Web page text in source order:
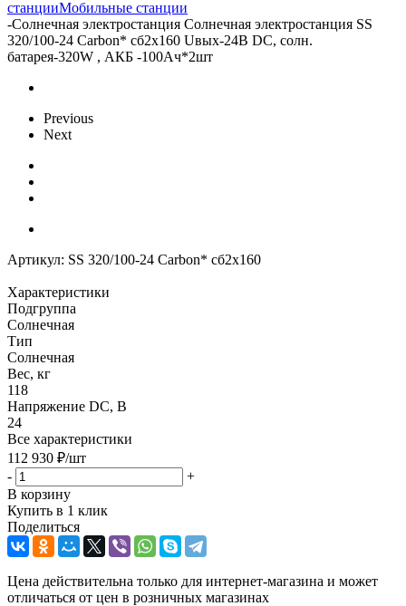
станцииМобильные станции
-Солнечная электростанция Солнечная электростанция SS
320/100-24 Carbon* сб2x160 Uвых-24В DC, солн.
батарея-320W , АКБ -100Aч*2шт
Previous
Next
Артикул: SS 320/100-24 Carbon* сб2x160
Характеристики
Подгруппа
Солнечная
Тип
Солнечная
Вес, кг
118
Напряжение DC, В
24
Все характеристики
112 930 ₽/шт
-
+
В корзину
Купить в 1 клик
Поделиться
Цена действительна только для интернет-магазина и может
отличаться от цен в розничных магазинах